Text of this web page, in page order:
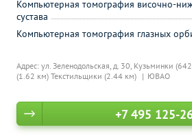
Адрес: ул. Зеленодольская, д. 30, Кузьминки
(1.62 км) Текстильщики (2.44 км) ЮВАО
Компьютерная томография височно-
сустава
Компьютерная томография глазных
+7 495 125-